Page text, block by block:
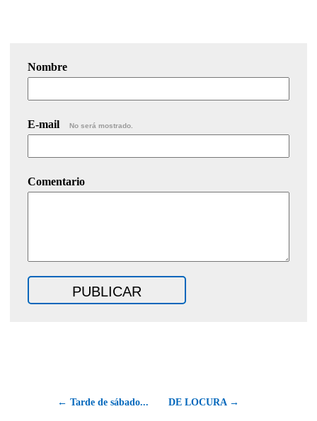
Nombre
E-mail No será mostrado.
Comentario
← Tarde de sábado... DE LOCURA →